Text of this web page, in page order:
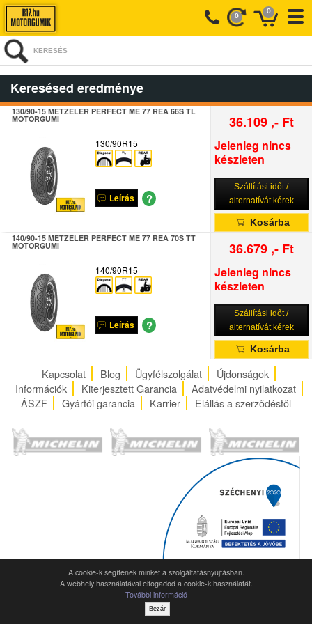
0
0
KERESÉS
Keresésed eredménye
130/90-15 METZELER PERFECT ME 77 REA 66S TL
MOTORGUMI
130/90R15
Leírás ?
36.109 ,- Ft
Jelenleg nincs
készleten
Szállítási időt /
alternatívát kérek
Kosárba
140/90-15 METZELER PERFECT ME 77 REA 70S TT
MOTORGUMI
140/90R15
Leírás ?
36.679 ,- Ft
Jelenleg nincs
készleten
Szállítási időt /
alternatívát kérek
Kosárba
Kapcsolat Blog Ügyfélszolgálat
Újdonságok
Információk
Kiterjesztett Garancia
Adatvédelmi nyilatkozat
ÁSZF
Gyártói garancia Karrier Elállás a szerződéstől
A cookie-k segítenek minket a szolgáltatásnyújtásban.
A webhely használatával elfogadod a cookie-k használatát.
További információ
Bezár